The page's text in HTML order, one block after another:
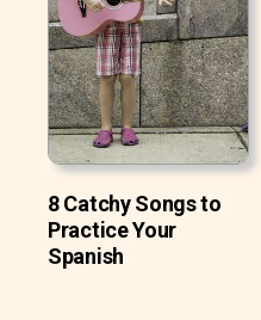
8 Catchy Songs to
Practice Your
Spanish